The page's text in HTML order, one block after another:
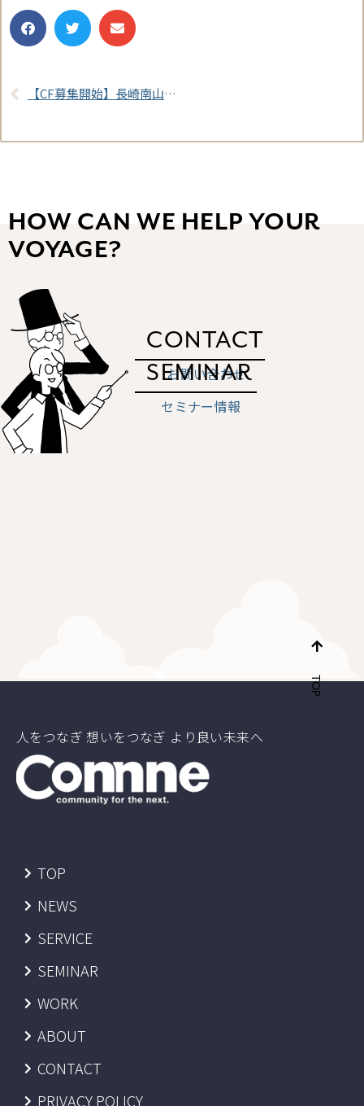
【CF募集開始】長崎南山高校ラグビー部様
HOW CAN WE HELP YOUR
VOYAGE?
CONTACT
お問い合わせ
SEMINAR
セミナー情報
人をつなぎ 想いをつなぎ より良い未来へ
TOP
NEWS
SERVICE
SEMINAR
WORK
ABOUT
CONTACT
PRIVACY POLICY
TOP